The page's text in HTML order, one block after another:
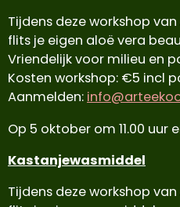
Tijdens deze workshop
flits je eigen aloë vera
Vriendelijk voor milieu en
Kosten workshop: €5 incl
Aanmelden:
Op 5 oktober om 11.00 uur
Kastanjewasmiddel
Tijdens deze workshop